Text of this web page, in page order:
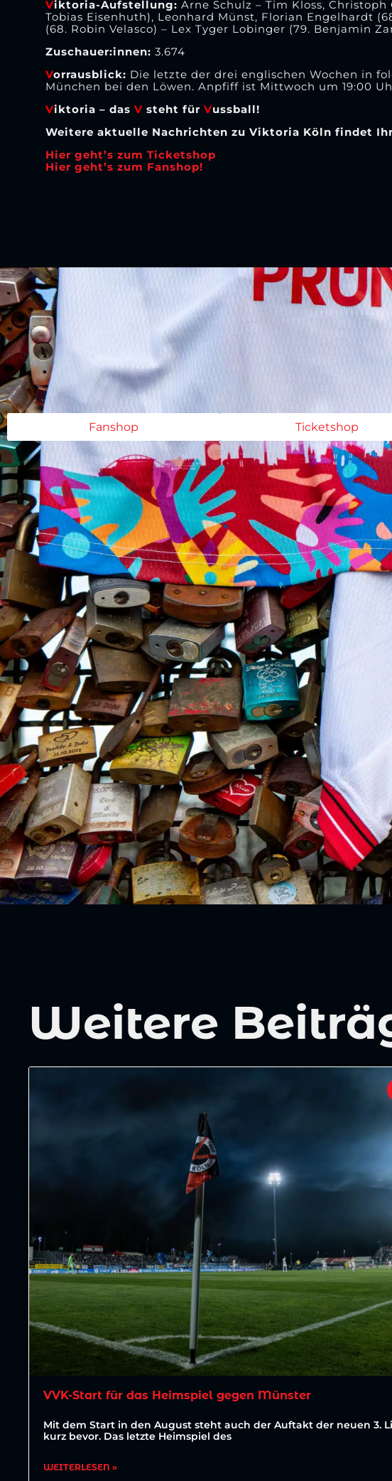
Viktoria-Aufstellung: Arne Schulz – Tim Kloss,
Tobias Eisenhuth), Leonhard Münst, Florian Engelhardt
(68. Robin Velasco) – Lex Tyger Lobinger (79. Benjamin
Zuschauer:innen: 3.674
Vorrausblick: Die letzte der drei englischen Wochen in
München bei den Löwen. Anpfiff ist Mittwoch um 19:00
Viktoria – das Vsteht für Vussball!
Weitere aktuelle Nachrichten zu Viktoria Köln findet Ihr
Hier geht’s zum Ticketshop
Hier geht’s zum Fanshop!
Fanshop Ticketshop
Weitere
VVK-Start für das Heimspiel gegen Münster
Mit dem Start in den August steht auch der Auftakt der neuen 3.
kurz bevor. Das letzte Heimspiel des
WEITERLESEN »